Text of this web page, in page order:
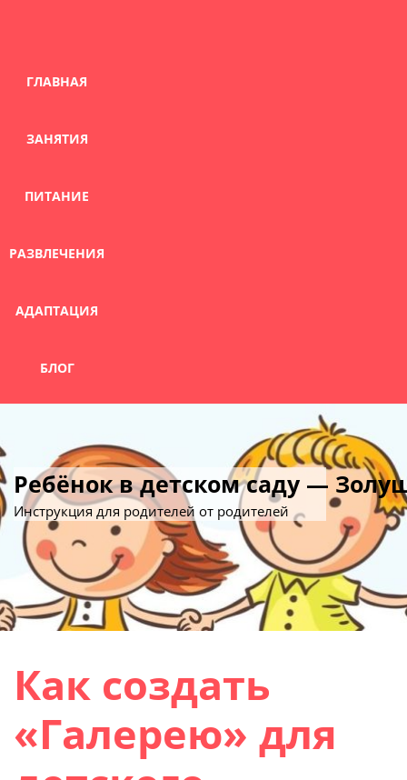
ГЛАВНАЯ
ЗАНЯТИЯ
ПИТАНИЕ
РАЗВЛЕЧЕНИЯ
АДАПТАЦИЯ
БЛОГ
Ребёнок в детском саду —
Инструкция для родителей от родителей
Как создать
«Галерею» для